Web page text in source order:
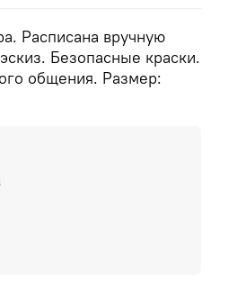
Расписана вручную
Безопасные краски.
общения. Размер: